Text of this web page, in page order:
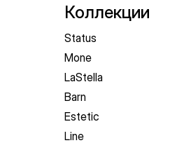
Коллекции
Status
Mone
LaStella
Barn
Estetic
Line